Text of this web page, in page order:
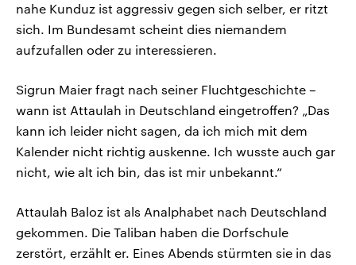
nahe Kunduz ist aggressiv gegen sich selber, er ritzt
sich. Im Bundesamt scheint dies niemandem
aufzufallen oder zu interessieren.
Sigrun Maier fragt nach seiner Fluchtgeschichte –
wann ist Attaulah in Deutschland eingetroffen? „Das
kann ich leider nicht sagen, da ich mich mit dem
Kalender nicht richtig auskenne. Ich wusste auch gar
nicht, wie alt ich bin, das ist mir unbekannt.“
Attaulah Baloz ist als Analphabet nach Deutschland
gekommen. Die Taliban haben die Dorfschule
zerstört, erzählt er. Eines Abends stürmten sie in das